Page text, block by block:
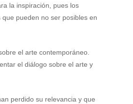
la inspiración, pues los
pueden no ser posibles en
el arte contemporáneo.
el diálogo sobre el arte y
perdido su relevancia y que